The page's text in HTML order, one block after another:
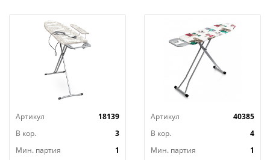
Артикул
18139
В кор.
3
Мин. партия
1
Артикул
40385
В кор.
4
Мин. партия
1